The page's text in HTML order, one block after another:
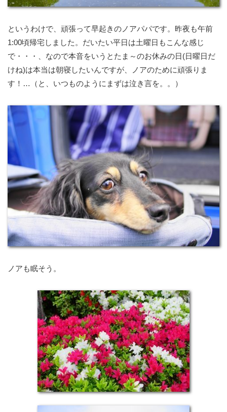
というわけで、頑張って早起きのノアパパです。昨夜も午前
1:00頃帰宅しました。だいたい平日は土曜日もこんな感じ
で・・・、なので本音をいうとたま～のお休みの日(日曜日だ
けね)は本当は朝寝したいんですが、ノアのために頑張りま
す！…（と、いつものようにまずは泣き言を。。）
ノアも眠そう。